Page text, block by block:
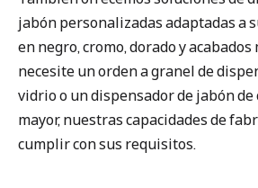
jabón personalizadas adaptadas a
en negro, cromo, dorado y acabados
necesite un orden a granel de
vidrio o un dispensador de jabón
mayor, nuestras capacidades de
cumplir con sus requisitos.